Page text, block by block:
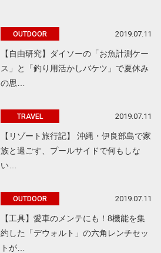
OUTDOOR 2019.07.11
【自由研究】ダイソーの「お魚計測ケー
ス」と「釣り用活かしバケツ」で夏休み
の思…
TRAVEL 2019.07.11
【リゾート旅行記】 沖縄・伊良部島で家
族と過ごす、プールサイドで何もしな
い…
OUTDOOR 2019.07.11
【工具】愛車のメンテにも！8機能を集
約した「デウォルト」の六角レンチセッ
トが…